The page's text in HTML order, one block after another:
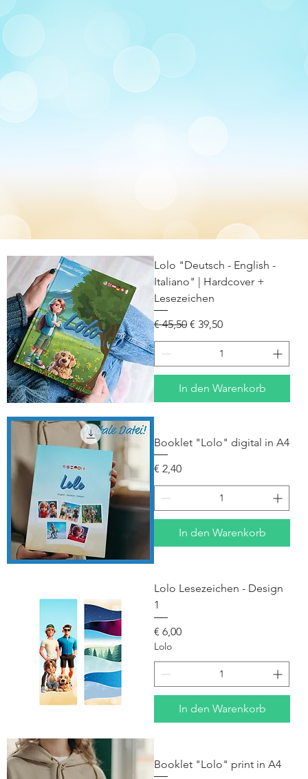
Lolo "Deutsch - English -
Italiano" | Hardcover +
Lesezeichen
Standardpreis
€ 45,50 Sale-Preis
€ 39,50
In den Warenkorb
Booklet "Lolo" digital in A4
Preis
€ 2,40
In den Warenkorb
Lolo Lesezeichen - Design
1
Preis
€ 6,00
Lolo
In den Warenkorb
Booklet "Lolo" print in A4